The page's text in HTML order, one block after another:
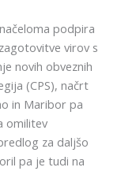
podpira
virov s
novih obveznih
(CPS), načrt
in Maribor pa
omilitev
za daljšo
pa je tudi na